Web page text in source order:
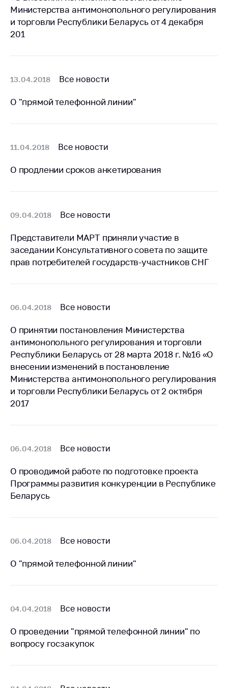
деятельность в
Республике
Беларусь
Новости
линия
обращения
Сообщить о росте
цен на товары
Сообщить о росте
Адрес и режим
работы
Приемная
Министра
Горячая линия
Пресс-служба
орган
Важное на сайте
Сообщить о росте
цен
средства, изделия
медицинского
медицинскую
по установлению
(отсутствия)
нарушения
антимонопольного
Министерства антимонопольного регулирования
и торговли Республики Беларусь от 4 декабря
201
13.04.2018 Все новости
О "прямой телефонной линии"
11.04.2018 Все новости
О продлении сроков анкетирования
09.04.2018 Все новости
Представители МАРТ приняли участие в
заседании Консультативного совета по защите
прав потребителей государств-участников СНГ
06.04.2018 Все новости
О принятии постановления Министерства
антимонопольного регулирования и торговли
Республики Беларусь от 28 марта 2018 г. №16 «О
внесении изменений в постановление
Министерства антимонопольного регулирования
и торговли Республики Беларусь от 2 октября
2017
06.04.2018 Все новости
О проводимой работе по подготовке проекта
Программы развития конкуренции в Республике
Беларусь
06.04.2018 Все новости
О "прямой телефонной линии"
04.04.2018 Все новости
О проведении "прямой телефонной линии" по
вопросу госзакупок